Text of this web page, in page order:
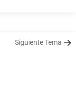
Siguiente Tema